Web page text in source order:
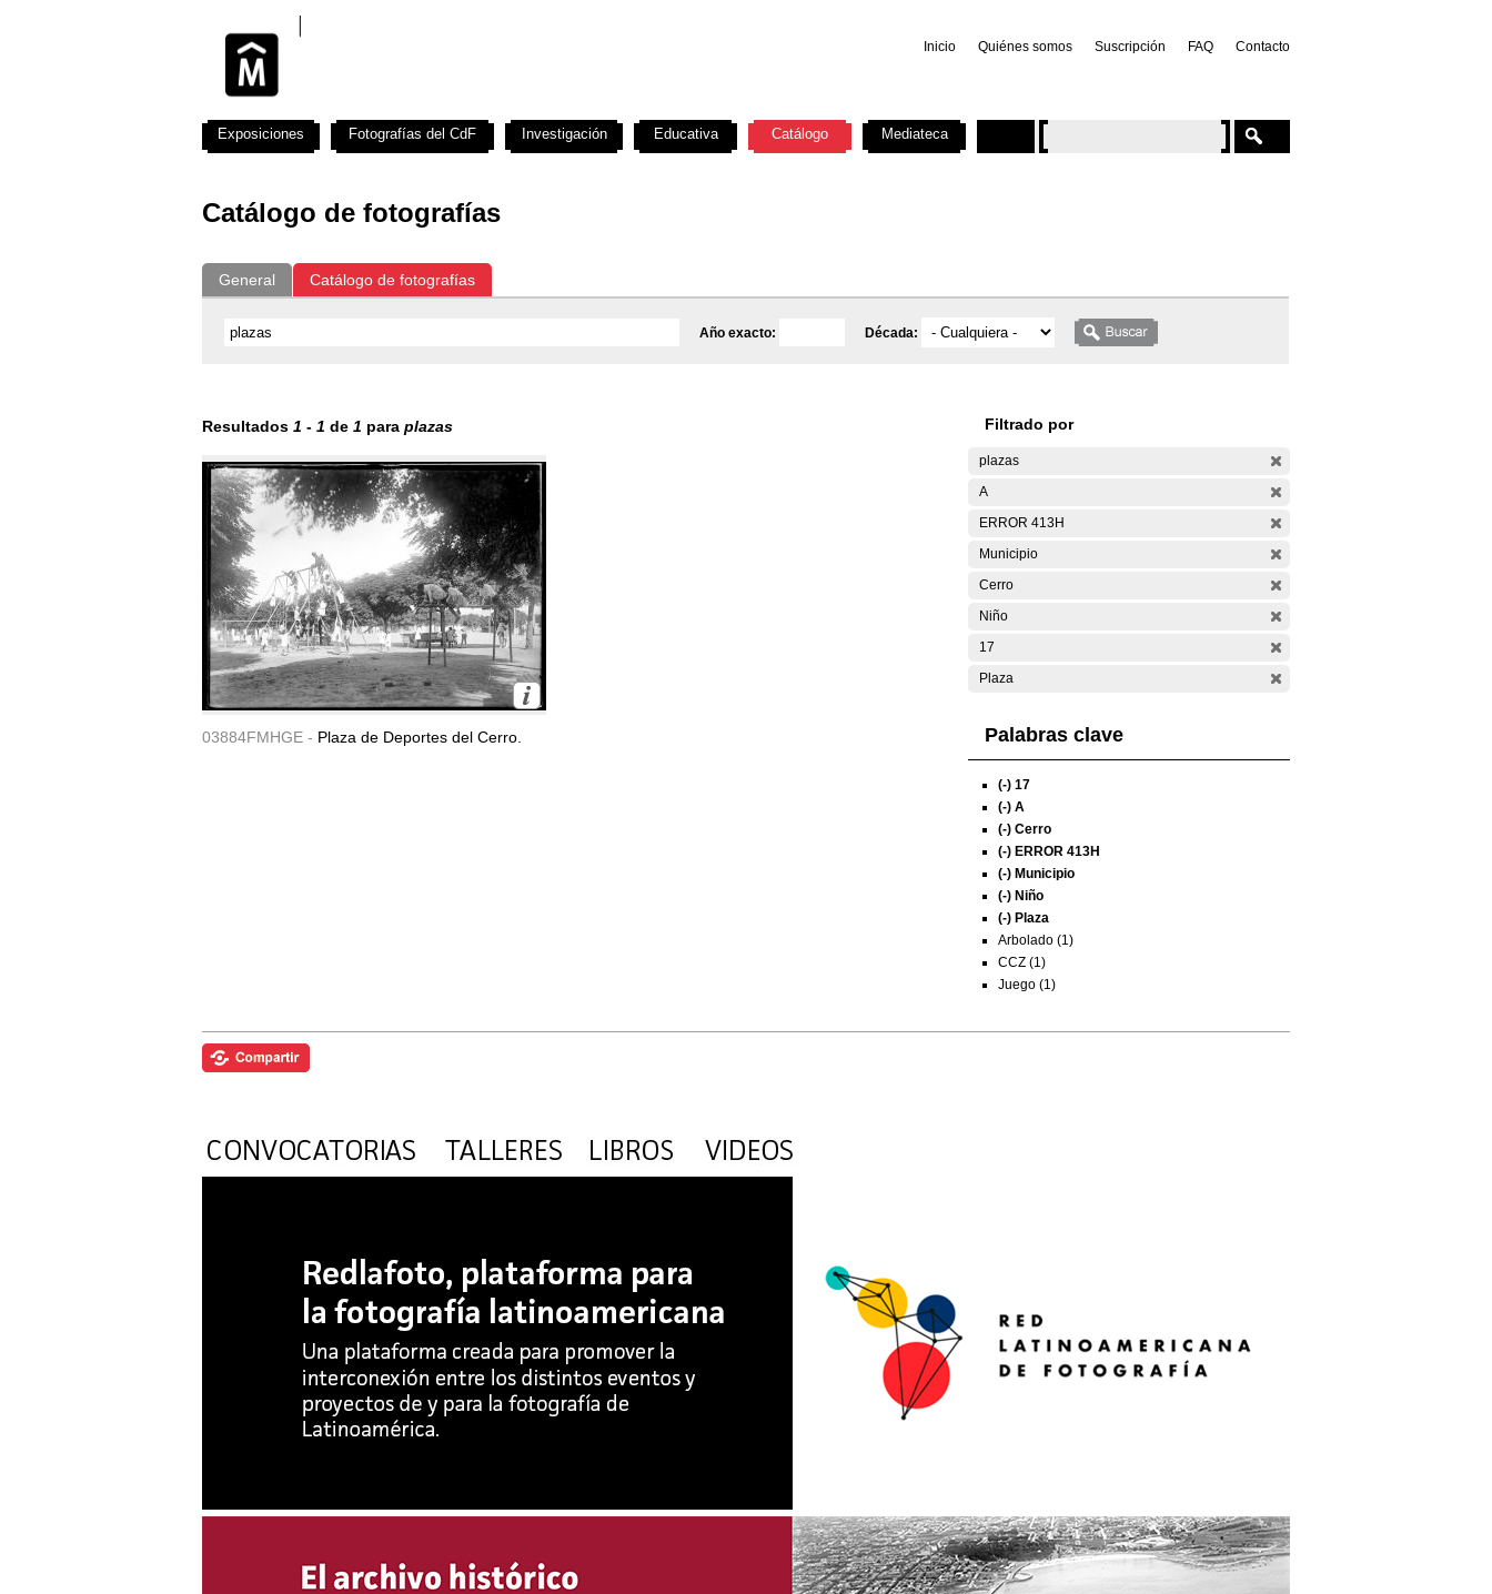
Inicio Quiénes somos Suscripción FAQ Contacto
Catálogo de fotografías
General Catálogo de fotografías
Año exacto: Década:
Resultados 1 - 1 de 1 para plazas
03884FMHGE - Plaza de Deportes del Cerro.
Filtrado por
plazas
A
ERROR 413H
Municipio
Cerro
Niño
17
Plaza
Palabras clave
(-) 17
(-) A
(-) Cerro
(-) ERROR 413H
(-) Municipio
(-) Niño
(-) Plaza
Arbolado (1)
CCZ (1)
Juego (1)
Exposiciones Fotografías del CdF Investigación Educativa Catálogo Mediateca